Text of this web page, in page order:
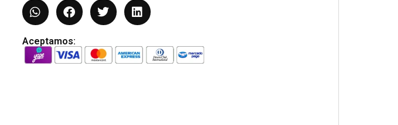
Aceptamos: